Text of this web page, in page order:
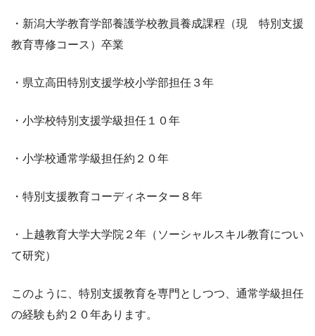
・新潟大学教育学部養護学校教員養成課程（現 特別支援
教育専修コース）卒業
・県立高田特別支援学校小学部担任３年
・小学校特別支援学級担任１０年
・小学校通常学級担任約２０年
・特別支援教育コーディネーター８年
・上越教育大学大学院２年（ソーシャルスキル教育につい
て研究）
このように、特別支援教育を専門としつつ、通常学級担任
の経験も約２０年あります。